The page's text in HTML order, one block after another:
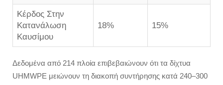
Κέρδος Στην
Κατανάλωση
Καυσίμου
18% 15%
Δεδομένα από 214 πλοία επιβεβαιώνουν ότι τα δίχτυα
UHMWPE μειώνουν τη διακοπή συντήρησης κατά 240–300